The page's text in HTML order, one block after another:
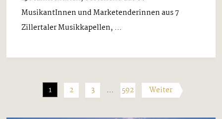
MusikantInnen und Marketenderinnen aus 7
Zillertaler Musikkapellen, ...
1 2 3 … 592 Weiter